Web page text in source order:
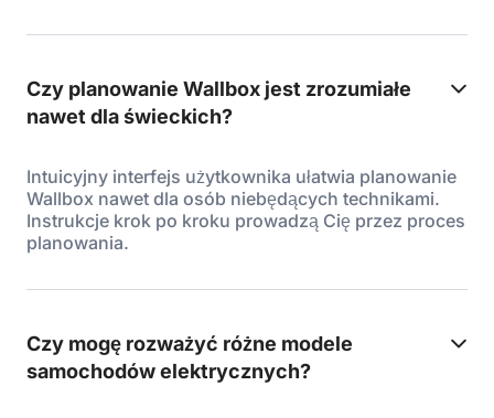
Czy planowanie Wallbox jest zrozumiałe
nawet dla świeckich?
Intuicyjny interfejs użytkownika ułatwia planowanie
Wallbox nawet dla osób niebędących technikami.
Instrukcje krok po kroku prowadzą Cię przez proces
planowania.
Czy mogę rozważyć różne modele
samochodów elektrycznych?